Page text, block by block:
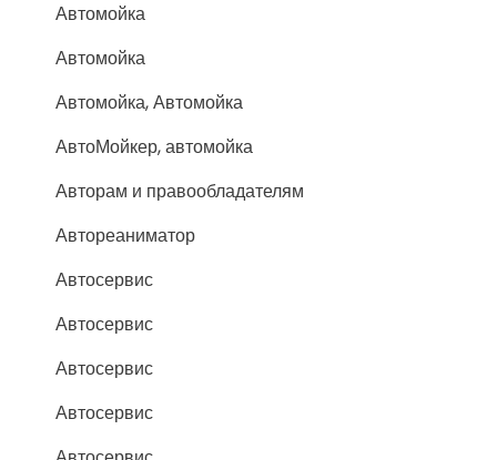
Автомойка
Автомойка
Автомойка, Автомойка
АвтоМойкер, автомойка
Авторам и правообладателям
Автореаниматор
Автосервис
Автосервис
Автосервис
Автосервис